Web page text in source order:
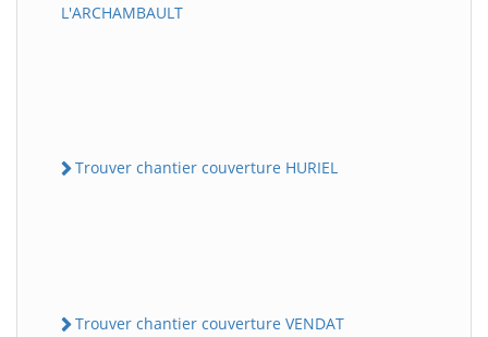
L'ARCHAMBAULT
Trouver chantier couverture HURIEL
Trouver chantier couverture VENDAT